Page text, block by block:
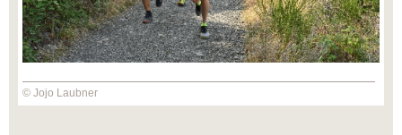
© Jojo Laubner